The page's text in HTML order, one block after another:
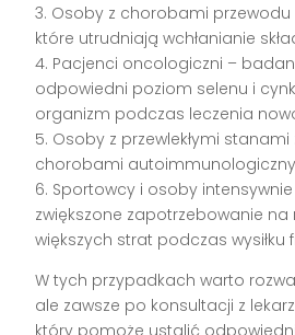
3. Osoby z chorobami
które utrudniają wchłanianie
4. Pacjenci oncologiczni –
odpowiedni poziom selenu i
organizm podczas leczenia
5. Osoby z przewlekłymi
chorobami
6. Sportowcy i osoby
zwiększone zapotrzebowanie na
większych strat podczas wysiłku
W tych przypadkach warto
ale zawsze po konsultacji z
który pomoże ustalić